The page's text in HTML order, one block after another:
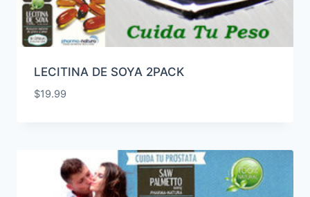
LECITINA DE SOYA 2PACK
$19.99